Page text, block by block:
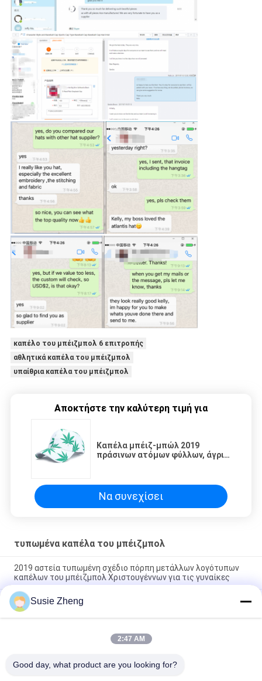
καπέλο του μπέιζμπολ 6 επιτροπής
αθλητικά καπέλα του μπέιζμπολ
υπαίθρια καπέλα του μπέιζμπολ
Αποκτήστε την καλύτερη τιμή για
Καπέλα μπέιζ-μπώλ 2019
πράσινων ατόμων φύλλων, άγριο
μπέιζμπολ
Να συνεχίσει
τυπωμένα καπέλα του μπέιζμπολ
2019 αστεία τυπωμένη σχέδιο πόρπη μετάλλων λογότυπων
καπέλων του μπέιζμπολ Χριστουγέννων για τις γυναίκες
Συνήθεια 6 καμμμένο χείλων 100% σχεδίων επιτροπών
βαμβάκι αθλητικών καπέλο του μπέιζμπολ που
κατασκευάζεται
giveaway πλήρη ΚΑΠ βαμβακιού cap100% καλύμματα
Susie Zheng
2:47 AM
Good day, what product are you looking for?